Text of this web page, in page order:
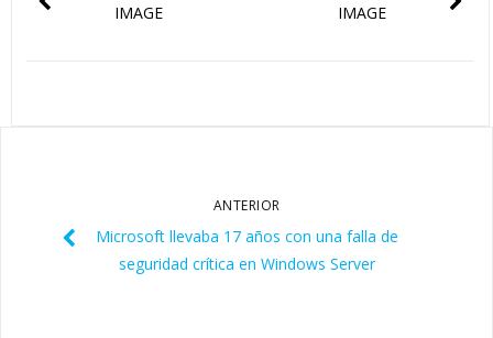
IMAGE
IMAGE
ANTERIOR
Microsoft llevaba 17 años con una falla de
seguridad crítica en Windows Server